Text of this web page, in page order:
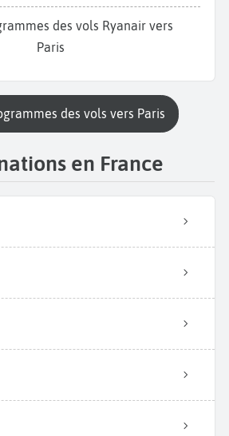
Paris
des vols vers Paris
en France